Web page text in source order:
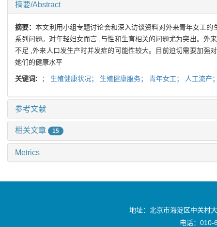
摘要/Abstract
摘要：本文利用小组专题讨论会和深入访谈资料对外来青年女工
系列问题。对年轻妇女而言 ,与性和生育相关的问题尤为突出。外
不足 ,外来人口发生产时并发症的可能性较大。目前迫切需要加强
她们的健康水平
关键词: ； 生殖健康状况； 生殖健康服务； 青年女工； 人工流产
参考文献
相关文章 15
Metrics
地址：北京市海淀区中关村
电话：